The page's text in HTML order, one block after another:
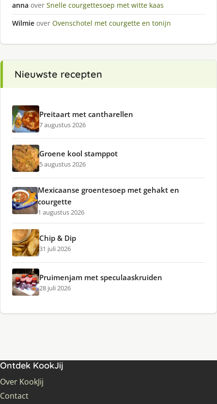
anna over Snelle courgettesoep met witte kaas
Wilmie over Ovenschotel met courgette en tonijn
Nieuwste recepten
Preitaart met cantharellen
7 augustus 2026
Groene kool stamppot
5 augustus 2026
Mexicaanse groentesoep met gehakt en
courgette
1 augustus 2026
Chip & Dip
31 juli 2026
Pruimenjam met speculaaskruiden
28 juli 2026
Ontdek KookJij
Over KookJij
Contact